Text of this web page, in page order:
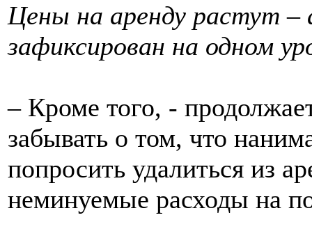
Цены на аренду растут
зафиксирован на одном
– Кроме того, -
забывать о том, что
попросить удалиться из
неминуемые расходы на